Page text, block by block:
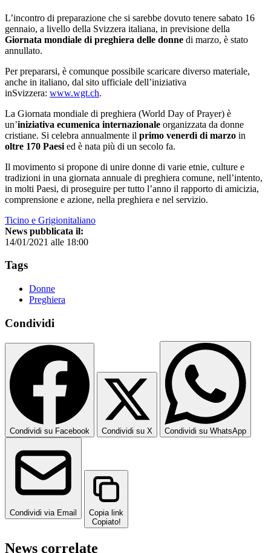
L’incontro di preparazione che si sarebbe dovuto tenere sabato 16
gennaio, a livello della Svizzera italiana, in previsione della
Giornata mondiale di preghiera delle donne di marzo, è stato
annullato.
Per prepararsi, è comunque possibile scaricare diverso materiale,
anche in italiano, dal sito ufficiale dell’iniziativa
inSvizzera: www.wgt.ch.
La Giornata mondiale di preghiera (World Day of Prayer) è
un’iniziativa ecumenica internazionale organizzata da donne
cristiane. Si celebra annualmente il primo venerdì di marzo in
oltre 170 Paesi ed è nata più di un secolo fa.
Il movimento si propone di unire donne di varie etnie, culture e
tradizioni in una giornata annuale di preghiera comune, nell’intento,
in molti Paesi, di proseguire per tutto l’anno il rapporto di amicizia,
comprensione e azione, nella preghiera e nel servizio.
Ticino e Grigionitaliano
News pubblicata il:
14/01/2021 alle 18:00
Tags
Donne
Preghiera
Condividi
Condividi su Facebook Condividi su X Condividi su WhatsApp
Condividi via Email
Copia link
Copiato!
News correlate